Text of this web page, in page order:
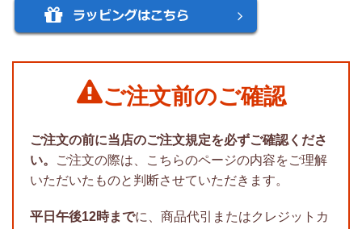
ご注文前のご確認
ご注文の前に当店のご注文規定を必ずご確認くださ
い。
ご注文の際は、こちらのページの内容をご理解
いただいたものと判断させていただきます。
平日午後12時までに、商品代引またはクレジットカ